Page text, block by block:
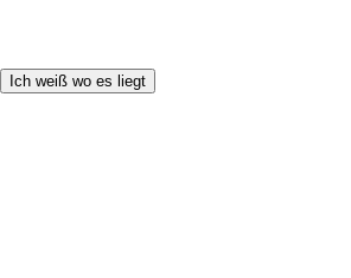
Ich weiß wo es liegt